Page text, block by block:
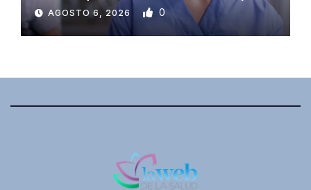
AGOSTO 6, 2026 0